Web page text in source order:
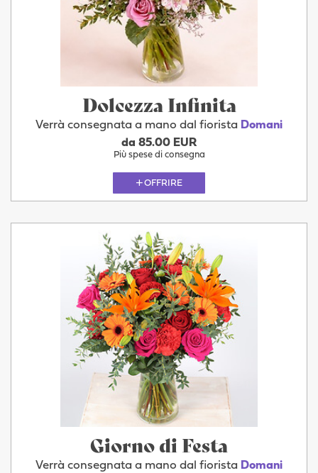
Dolcezza Infinita
Verrà consegnata a mano dal fiorista Domani
da 85.00 EUR
Più spese di consegna
OFFRIRE
Giorno di Festa
Verrà consegnata a mano dal fiorista Domani